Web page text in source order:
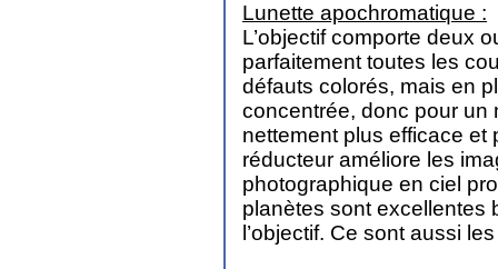
Lunette apochromatique :
L’objectif comporte deux
parfaitement toutes les
défauts colorés, mais en
concentrée, donc pour un
nettement plus efficace et
réducteur améliore les
photographique en ciel
planètes sont excellentes
l’objectif. Ce sont aussi